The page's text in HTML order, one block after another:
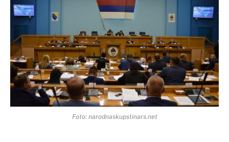
Foto: narodnaskupstinars.net